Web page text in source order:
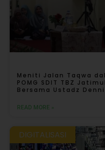
Meniti Jalan Taqwa
POMG SDIT TBZ
Bersama Ustadz
READ MORE »
DIGITALISASI